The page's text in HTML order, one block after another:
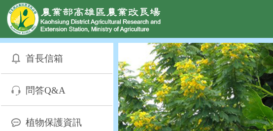
網頁置頂
首長信箱
問答Q&A
植物保護資訊